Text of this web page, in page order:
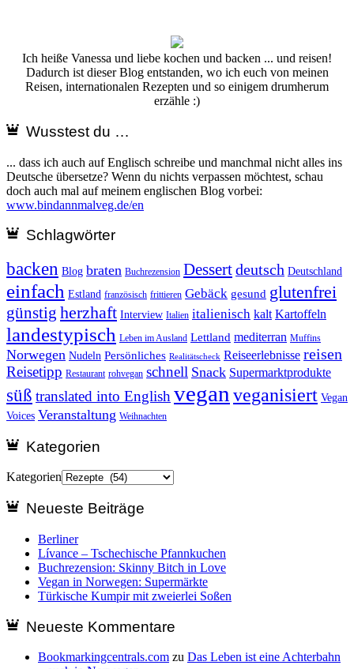
Ich heiße Vanessa und liebe kochen und backen ... und reisen!
Dadurch ist dieser Blog entstanden, wo ich euch von meinen
Reisen, internationalen Rezepten und so einigem drumherum
erzähle :)
Wusstest du …
... dass ich auch auf Englisch schreibe und manchmal nicht alles ins
Deutsche übersetze? Wenn du nichts verpassen möchtest, schau
doch auch mal auf meinem englischen Blog vorbei:
www.bindannmalveg.de/en
Schlagwörter
backen Blog braten Buchrezension Dessertdeutsch Deutschland
einfach Estland französisch frittieren Gebäck gesund glutenfrei
günstig herzhaft Interview Italien italienisch kalt Kartoffeln
landestypisch Leben im Ausland Lettland mediterran Muffins
Norwegen Nudeln Persönliches Realitätscheck Reiseerlebnisse reisen
Reisetipp Restaurant rohvegan schnell Snack Supermarktprodukte
süß translated into English vegan veganisiert Vegan
Voices Veranstaltung Weihnachten
Kategorien
Kategorien
Neueste Beiträge
Berliner
Lívance – Tschechische Pfannkuchen
Buchrezension: Skinny Bitch in Love
Vegan in Norwegen: Supermärkte
Türkische Kumpir mit zweierlei Soßen
Neueste Kommentare
Bookmarkingcentrals.com zu Das Leben ist eine Achterbahn